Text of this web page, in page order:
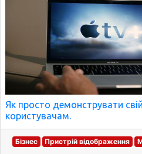
Як просто демонструвати
користувачам.
Бізнес Пристрій відображення